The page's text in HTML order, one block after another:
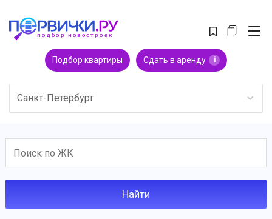
Подбор квартиры Сдать в аренду i
Санкт-Петербург